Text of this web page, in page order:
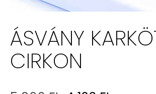
ÁSVÁNY
CIRKON